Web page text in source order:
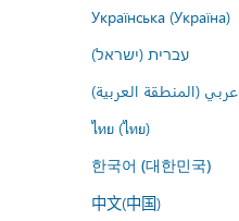
Українська (Україна)
עברית (ישראל)
عربي (المنطقة العربية)
ไทย (ไทย)
한국어 (대한민국)
中文(中国)